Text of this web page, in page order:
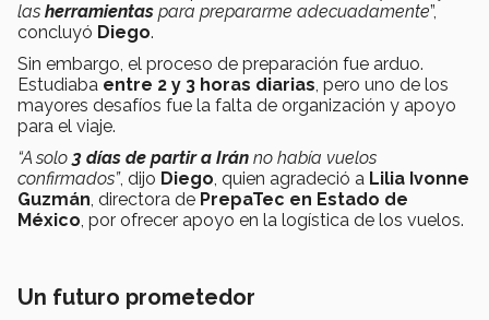
las herramientas para prepararme adecuadamente”,
concluyó Diego.
Sin embargo, el proceso de preparación fue arduo.
Estudiaba entre 2 y 3 horas diarias, pero uno de los
mayores desafíos fue la falta de organización y apoyo
para el viaje.
“A solo 3 días de partir a Irán no había vuelos
confirmados”, dijo Diego, quien agradeció a Lilia Ivonne
Guzmán, directora de PrepaTec en Estado de
México, por ofrecer apoyo en la logística de los vuelos.
Un futuro prometedor